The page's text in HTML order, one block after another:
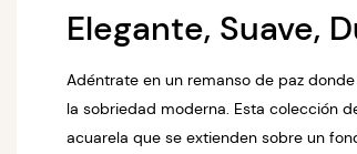
Elegante, Suave,
Adéntrate en un remanso de paz
la sobriedad moderna. Esta colección
acuarela que se extienden sobre un